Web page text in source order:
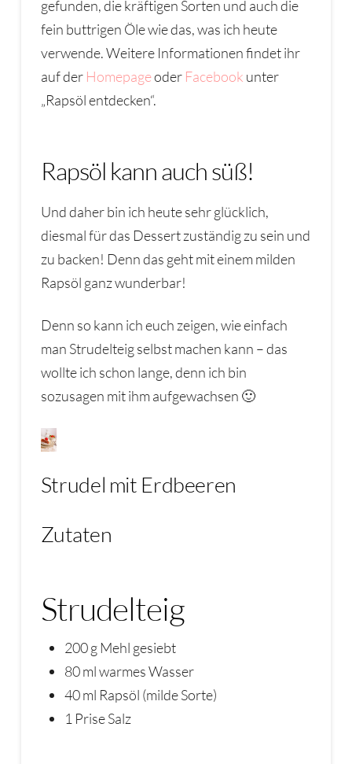
gefunden, die kräftigen Sorten und auch die
fein buttrigen Öle wie das, was ich heute
verwende. Weitere Informationen findet ihr
auf der Homepageoder Facebook unter
„Rapsöl entdecken“.
Rapsöl kann auch süß!
Und daher bin ich heute sehr glücklich,
diesmal für das Dessert zuständig zu sein und
zu backen! Denn das geht mit einem milden
Rapsöl ganz wunderbar!
Denn so kann ich euch zeigen, wie einfach
man Strudelteig selbst machen kann – das
wollte ich schon lange, denn ich bin
sozusagen mit ihm aufgewachsen 🙂
Strudel mit Erdbeeren
Zutaten
Strudelteig
200 g Mehl gesiebt
80 ml warmes Wasser
40 ml Rapsöl (milde Sorte)
1 Prise Salz